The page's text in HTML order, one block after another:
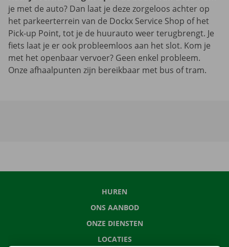
je met de auto? Dan laat je deze zorgeloos achter op
het parkeerterrein van de Dockx Service Shop of het
Pick-up Point, tot je de huurauto weer terugbrengt. Je
fiets laat je er ook probleemloos aan het slot. Kom je
met het openbaar vervoer? Geen enkel probleem.
Onze afhaalpunten zijn bereikbaar met bus of tram.
HUREN
ONS AANBOD
ONZE DIENSTEN
LOCATIES